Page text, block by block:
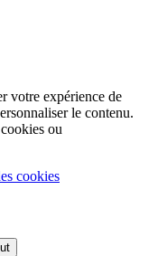
votre expérience de
le contenu.
ou
cookies